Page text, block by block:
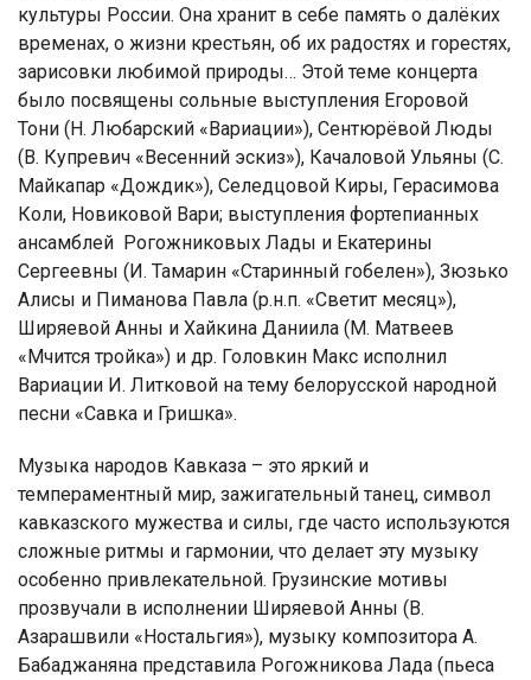
культуры России. Она хранит в себе память о далёких
временах, о жизни крестьян, об их радостях и горестях,
зарисовки любимой природы… Этой теме концерта
было посвящены сольные выступления Егоровой
Тони (Н. Любарский «Вариации»), Сентюрёвой Люды
(В. Купревич «Весенний эскиз»), Качаловой Ульяны (С.
Майкапар «Дождик»), Селедцовой Киры, Герасимова
Коли, Новиковой Вари; выступления фортепианных
ансамблей Рогожниковых Лады и Екатерины
Сергеевны (И. Тамарин «Старинный гобелен»), Зюзько
Алисы и Пиманова Павла (р.н.п. «Светит месяц»),
Ширяевой Анны и Хайкина Даниила (М. Матвеев
«Мчится тройка») и др. Головкин Макс исполнил
Вариации И. Литковой на тему белорусской народной
песни «Савка и Гришка».
Музыка народов Кавказа – это яркий и
темпераментный мир, зажигательный танец, символ
кавказского мужества и силы, где часто используются
сложные ритмы и гармонии, что делает эту музыку
особенно привлекательной. Грузинские мотивы
прозвучали в исполнении Ширяевой Анны (В.
Азарашвили «Ностальгия»), музыку композитора А.
Бабаджаняна представила Рогожникова Лада (пьеса